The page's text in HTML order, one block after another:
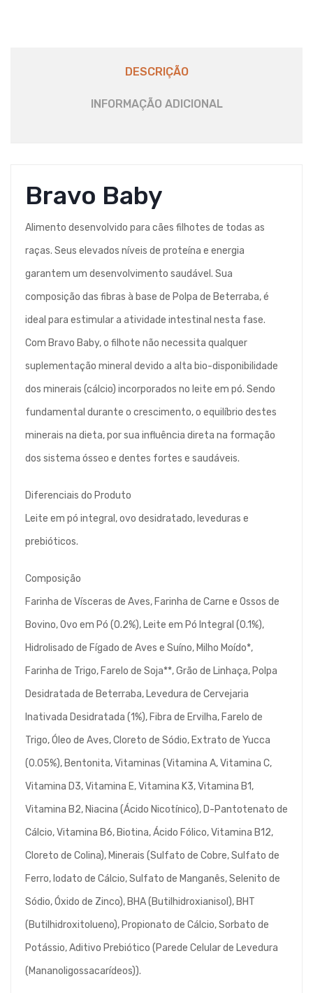
DESCRIÇÃO
INFORMAÇÃO ADICIONAL
Bravo Baby
Alimento desenvolvido para cães filhotes de todas as
raças. Seus elevados níveis de proteína e energia
garantem um desenvolvimento saudável. Sua
composição das fibras à base de Polpa de Beterraba, é
ideal para estimular a atividade intestinal nesta fase.
Com Bravo Baby, o filhote não necessita qualquer
suplementação mineral devido a alta bio-disponibilidade
dos minerais (cálcio) incorporados no leite em pó. Sendo
fundamental durante o crescimento, o equilíbrio destes
minerais na dieta, por sua influência direta na formação
dos sistema ósseo e dentes fortes e saudáveis.
Diferenciais do Produto
Leite em pó integral, ovo desidratado, leveduras e
prebióticos.
Composição
Farinha de Vísceras de Aves, Farinha de Carne e Ossos de
Bovino, Ovo em Pó (0.2%), Leite em Pó Integral (0.1%),
Hidrolisado de Fígado de Aves e Suíno, Milho Moído*,
Farinha de Trigo, Farelo de Soja**, Grão de Linhaça, Polpa
Desidratada de Beterraba, Levedura de Cervejaria
Inativada Desidratada (1%), Fibra de Ervilha, Farelo de
Trigo, Óleo de Aves, Cloreto de Sódio, Extrato de Yucca
(0.05%), Bentonita, Vitaminas (Vitamina A, Vitamina C,
Vitamina D3, Vitamina E, Vitamina K3, Vitamina B1,
Vitamina B2, Niacina (Ácido Nicotínico), D-Pantotenato de
Cálcio, Vitamina B6, Biotina, Ácido Fólico, Vitamina B12,
Cloreto de Colina), Minerais (Sulfato de Cobre, Sulfato de
Ferro, Iodato de Cálcio, Sulfato de Manganês, Selenito de
Sódio, Óxido de Zinco), BHA (Butilhidroxianisol), BHT
(Butilhidroxitolueno), Propionato de Cálcio, Sorbato de
Potássio, Aditivo Prebiótico (Parede Celular de Levedura
(Mananoligossacarídeos)).